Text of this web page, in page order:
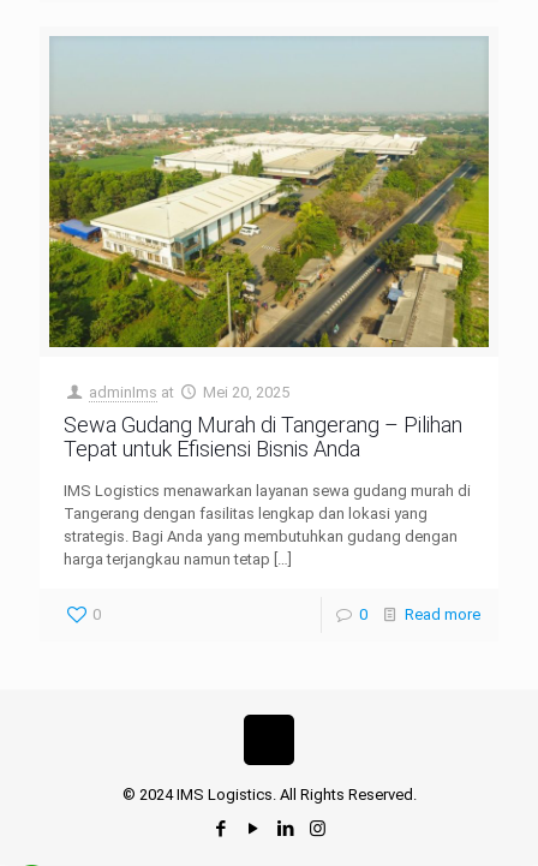
adminIms at Mei 20, 2025
Sewa Gudang Murah di Tangerang – Pilihan
Tepat untuk Efisiensi Bisnis Anda
IMS Logistics menawarkan layanan sewa gudang murah di
Tangerang dengan fasilitas lengkap dan lokasi yang
strategis. Bagi Anda yang membutuhkan gudang dengan
harga terjangkau namun tetap […]
0 0 Read more
© 2024 IMS Logistics. All Rights Reserved.